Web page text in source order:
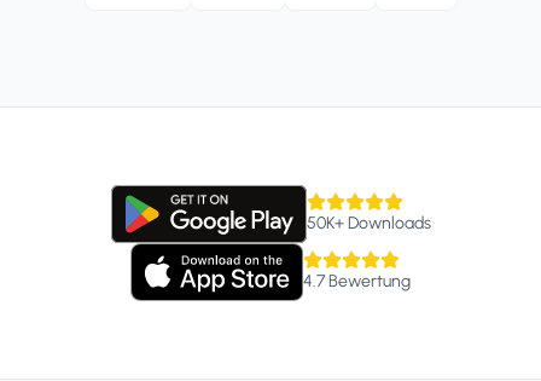
50K+Downloads
4.7Bewertung